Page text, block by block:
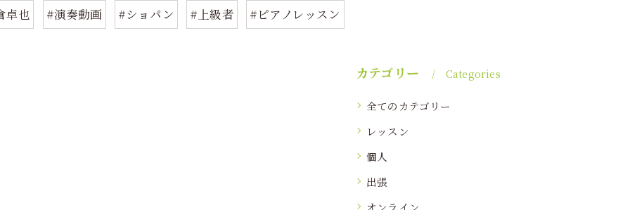
卓也 #演奏動画 #ショパン #上級者 #ピアノレッスン
カテゴリー Categories
全てのカテゴリー
レッスン
個人
出張
オンライン